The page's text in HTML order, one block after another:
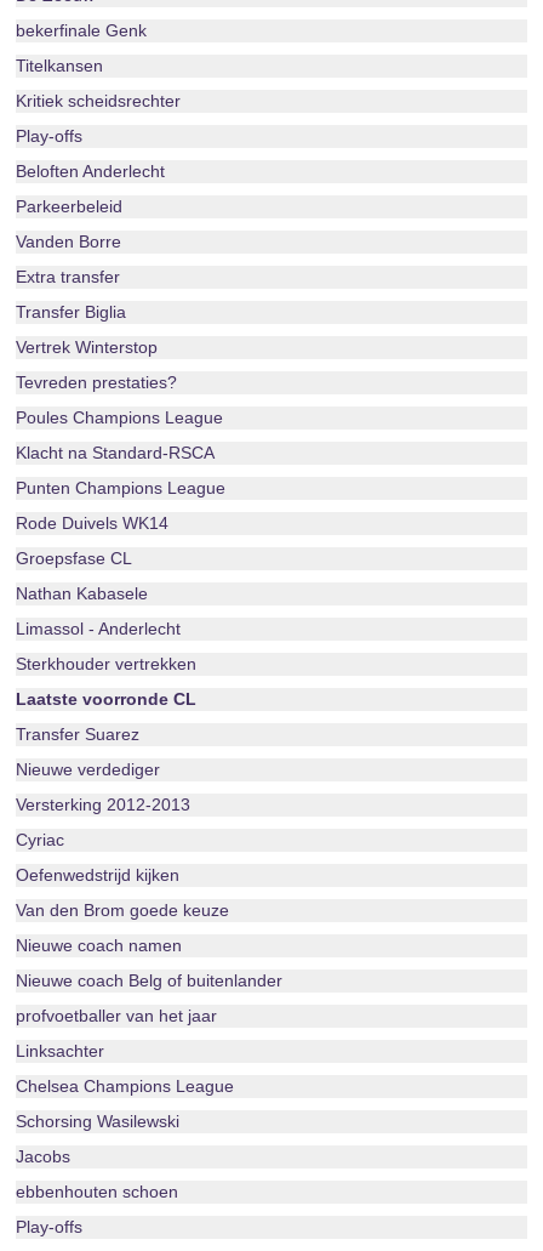
bekerfinale Genk
Titelkansen
Kritiek scheidsrechter
Play-offs
Beloften Anderlecht
Parkeerbeleid
Vanden Borre
Extra transfer
Transfer Biglia
Vertrek Winterstop
Tevreden prestaties?
Poules Champions League
Klacht na Standard-RSCA
Punten Champions League
Rode Duivels WK14
Groepsfase CL
Nathan Kabasele
Limassol - Anderlecht
Sterkhouder vertrekken
Laatste voorronde CL
Transfer Suarez
Nieuwe verdediger
Versterking 2012-2013
Cyriac
Oefenwedstrijd kijken
Van den Brom goede keuze
Nieuwe coach namen
Nieuwe coach Belg of buitenlander
profvoetballer van het jaar
Linksachter
Chelsea Champions League
Schorsing Wasilewski
Jacobs
ebbenhouten schoen
Play-offs